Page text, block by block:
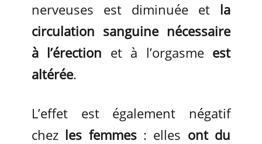
nerveuses est diminuée et la
circulation sanguine nécessaire
à l’érection et à l’orgasme est
altérée.
L’effet est également négatif
chez les femmes : elles ont du